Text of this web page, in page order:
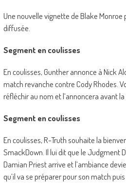
Une nouvelle vignette de Blake
diffusée.
Segment en coulisses
En coulisses, Gunther annonce à Nick
match revanche contre Cody Rhodes.
réfléchir au nom et l’annoncera avant
Segment en coulisses
En coulisses, R-Truth souhaite la
SmackDown. Il lui dit que le Judgment
Damian Priest arrive et l’ambiance
qu’il va se préparer pour son match